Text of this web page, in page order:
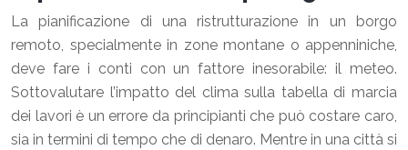
La pianificazione di una ristrutturazione in un borgo
remoto, specialmente in zone montane o appenniniche,
deve fare i conti con un fattore inesorabile: il meteo.
Sottovalutare l’impatto del clima sulla tabella di marcia
dei lavori è un errore da principianti che può costare caro,
sia in termini di tempo che di denaro. Mentre in una città si